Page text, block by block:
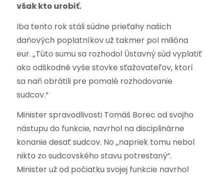
však kto urobiť.
Iba tento rok stáli súdne prieťahy našich
daňových poplatníkov už takmer pol milióna
eur. „Túto sumu sa rozhodol Ústavný súd vyplatiť
ako odškodné vyše stovke sťažovateľov, ktorí
sa naň obrátili pre pomalé rozhodovanie
sudcov.“
Minister spravodlivosti Tomáš Borec od svojho
nástupu do funkcie, navrhol na disciplinárne
konanie desať sudcov. No „napriek tomu nebol
nikto zo sudcovského stavu potrestaný“.
Minister už od počiatku svojej funkcie navrhol